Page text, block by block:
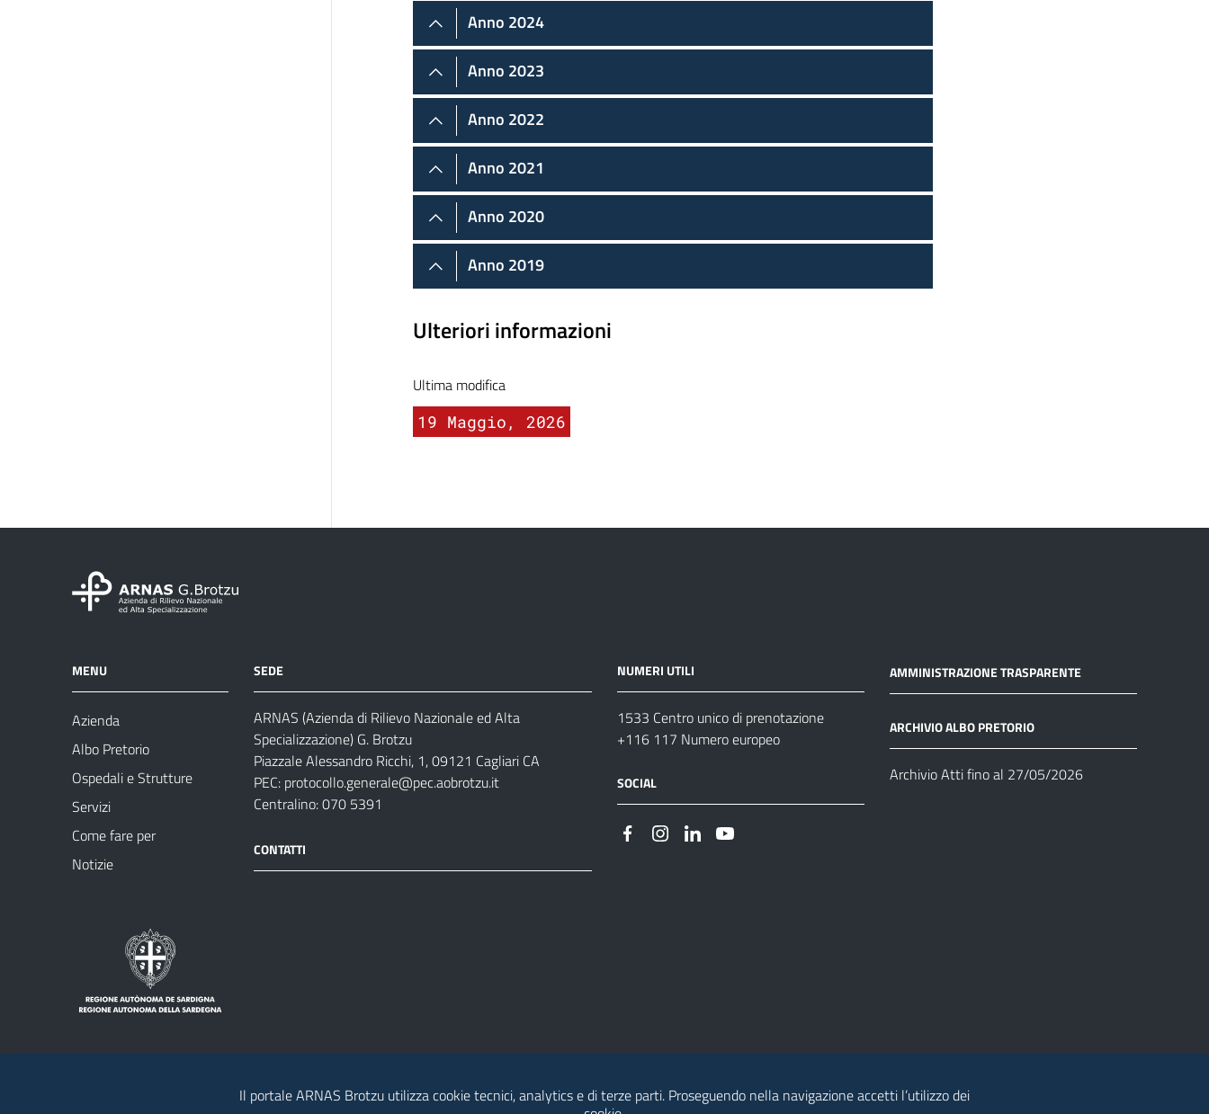
Anno 2024
Anno 2023
Anno 2022
Anno 2021
Anno 2020
Anno 2019
Ulteriori informazioni
Ultima modifica
19 Maggio, 2026
MENU
Azienda
Albo Pretorio
Ospedali e Strutture
Servizi
Come fare per
Notizie
SEDE
ARNAS (Azienda di Rilievo Nazionale ed Alta
Specializzazione) G. Brotzu
Piazzale Alessandro Ricchi, 1, 09121 Cagliari CA
PEC: protocollo.generale@pec.aobrotzu.it
Centralino: 070 5391
CONTATTI
NUMERI UTILI
1533 Centro unico di prenotazione
+116 117 Numero europeo
SOCIAL
AMMINISTRAZIONE TRASPARENTE
ARCHIVIO ALBO PRETORIO
Archivio Atti fino al 27/05/2026
Privacy policy
Il portale ARNAS Brotzu utilizza cookie tecnici, analytics e di terze parti. Proseguendo nella navigazione accetti l’utilizzo dei